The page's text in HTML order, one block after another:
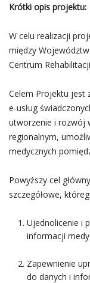
Krótki opis projektu:
W celu realizacji
między
Centrum
Celem Projektu jest
e-usług
utworzenie i rozwój
regionalnym,
medycznych
Powyższy cel
szczegółowe,
Ujednolicenie i
informacji
Zapewnienie
do danych i